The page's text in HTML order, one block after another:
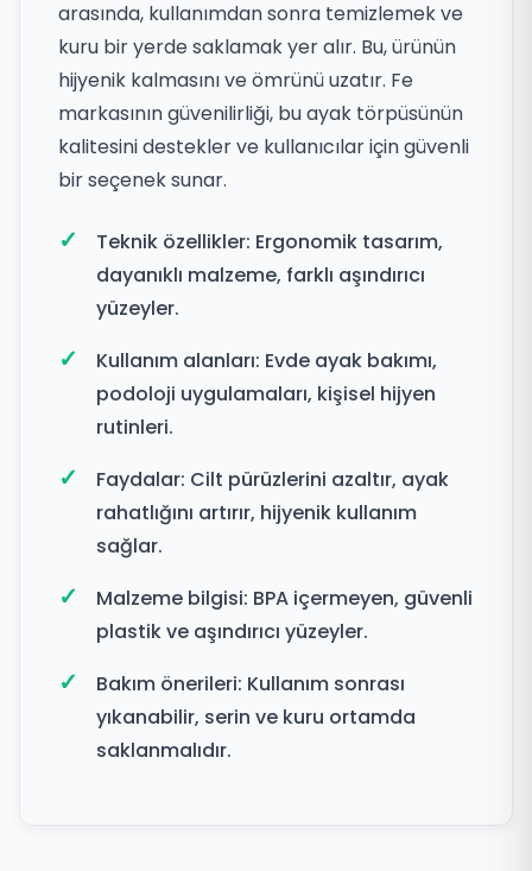
arasında, kullanımdan sonra temizlemek ve
kuru bir yerde saklamak yer alır. Bu, ürünün
hijyenik kalmasını ve ömrünü uzatır. Fe
markasının güvenilirliği, bu ayak törpüsünün
kalitesini destekler ve kullanıcılar için güvenli
bir seçenek sunar.
Teknik özellikler: Ergonomik tasarım,
dayanıklı malzeme, farklı aşındırıcı
yüzeyler.
Kullanım alanları: Evde ayak bakımı,
podoloji uygulamaları, kişisel hijyen
rutinleri.
Faydalar: Cilt pürüzlerini azaltır, ayak
rahatlığını artırır, hijyenik kullanım
sağlar.
Malzeme bilgisi: BPA içermeyen, güvenli
plastik ve aşındırıcı yüzeyler.
Bakım önerileri: Kullanım sonrası
yıkanabilir, serin ve kuru ortamda
saklanmalıdır.